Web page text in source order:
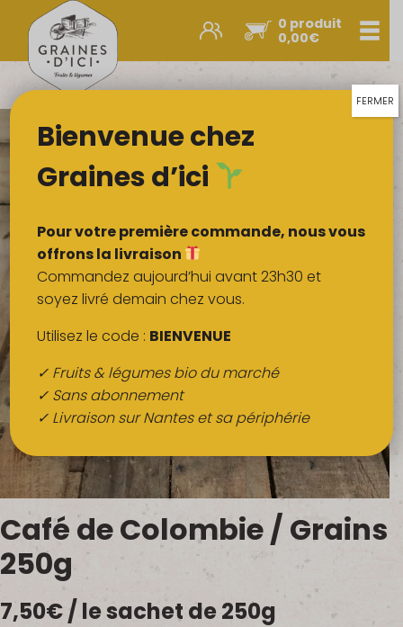
0 produit
0,00€
Promos et nouveautés
Légumes & œufs
Fruits
Viandes
Boulangerie
Crémerie
Poissons
Épicerie sucrée
Épices
Boissons
QUI SOMMES-NOUS ?
FRUITS BIO AU BUREAU
NOS PRODUCTEURS
NOS MARCHÉS
Café de Colombie / Grains
250g
7,50€/ le sachet de 250g
Bienvenue chez
Graines d’ici
Pour votre première commande, nous vous
offrons la livraison
Commandez aujourd’hui avant 23h30 et
soyez livré demain chez vous.
Utilisez le code : BIENVENUE
✓ Fruits & légumes bio du marché
✓ Sans abonnement
✓ Livraison sur Nantes et sa périphérie
FERMER